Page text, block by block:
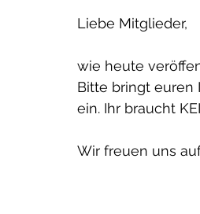
Liebe Mitglieder,
wie heute
Bitte bringt euren
ein. Ihr braucht
Wir freuen uns